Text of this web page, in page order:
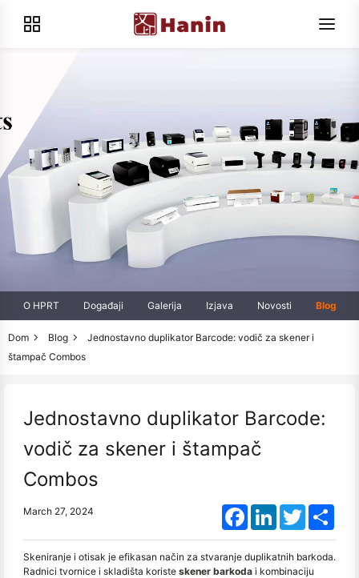
O HPRT Događaji Galerija Izjava Novosti Blog
Dom Blog
Jednostavno duplikator Barcode: vodič za skener i
štampač Combos
Jednostavno duplikator Barcode:
vodič za skener i štampač
Combos
March 27, 2024 FacebookLinkedInTwitter
Skeniranje i otisak je efikasan način za stvaranje duplikatnih barkoda.
Radnici tvornice i skladišta koriste skener barkoda i kombinaciju